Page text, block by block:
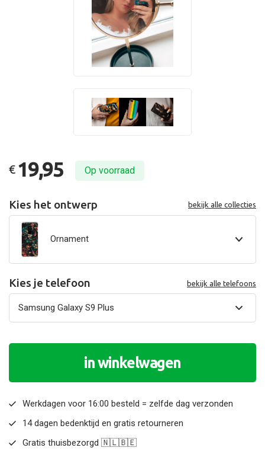
€ 19,95 Op voorraad
Kies het ontwerp bekijk alle collecties
Ornament
Kies je telefoon bekijk alle telefoons
in winkelwagen
Werkdagen voor 16:00 besteld = zelfde dag verzonden
14 dagen bedenktijd en gratis retourneren
Gratis thuisbezorgd 🇳🇱🇧🇪